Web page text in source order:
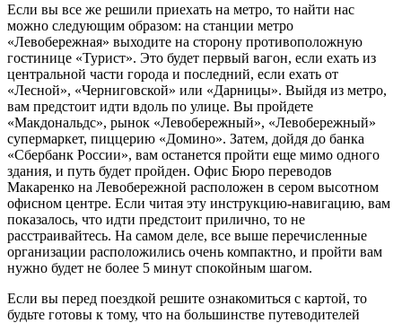
Если вы все же решили приехать на метро, то найти нас
можно следующим образом: на станции метро
«Левобережная» выходите на сторону противоположную
гостинице «Турист». Это будет первый вагон, если ехать из
центральной части города и последний, если ехать от
«Лесной», «Черниговской» или «Дарницы». Выйдя из метро,
вам предстоит идти вдоль по улице. Вы пройдете
«Макдональдс», рынок «Левобережный», «Левобережный»
супермаркет, пиццерию «Домино». Затем, дойдя до банка
«Сбербанк России», вам останется пройти еще мимо одного
здания, и путь будет пройден. Офис Бюро переводов
Макаренко на Левобережной расположен в сером высотном
офисном центре. Если читая эту инструкцию-навигацию, вам
показалось, что идти предстоит прилично, то не
расстраивайтесь. На самом деле, все выше перечисленные
организации расположились очень компактно, и пройти вам
нужно будет не более 5 минут спокойным шагом.
Если вы перед поездкой решите ознакомиться с картой, то
будьте готовы к тому, что на большинстве путеводителей